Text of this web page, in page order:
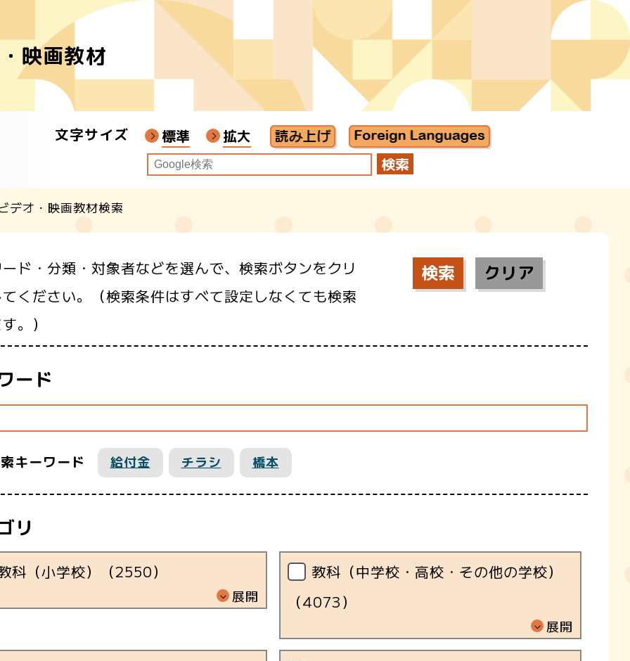
映画教材
文字サイズ 標準 拡大
デオ・映画教材検索
ド・分類・対象者などを選んで、検索ボタンをクリ
ください。（検索条件はすべて設定しなくても検索
。）
ード
キーワード 給付金 チラシ 橋本
リ
科（小学校）（2550）
展開
教科（中学校・高校・その他の学校）
（4073）
展開